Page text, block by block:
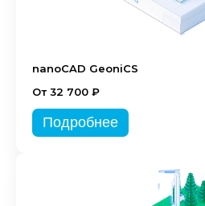
nanoCAD GeoniCS
От 32 700 ₽
Подробнее